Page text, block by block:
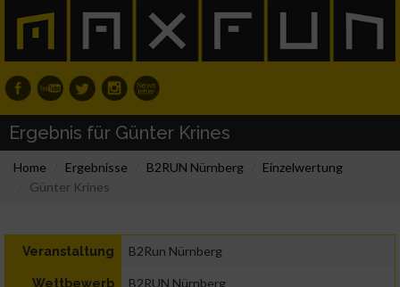
Ergebnis für Günter Krines
Home Ergebnisse B2RUN Nürnberg
Einzelwertung
Günter Krines
Veranstaltung B2Run Nürnberg
Wettbewerb B2RUN Nürnberg